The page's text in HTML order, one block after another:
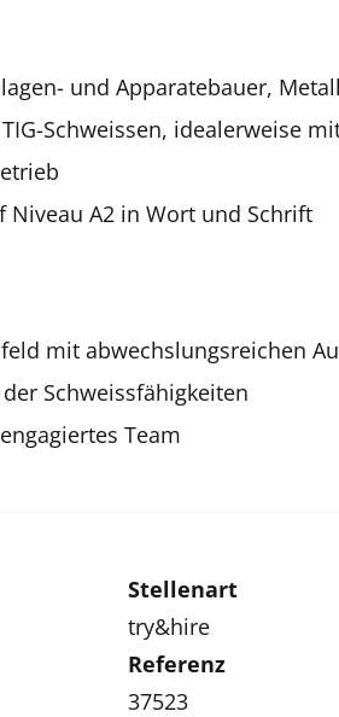
und Apparatebauer,
Schweissen, idealerweise
A2 in Wort und Schrift
mit abwechslungsreichen
Schweissfähigkeiten
Team
Stellenart
try&hire
Referenz
37523